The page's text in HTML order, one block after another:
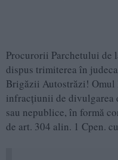
Procurorii Parchetului de
dispus trimiterea în
Brigăzii Autostrăzi! Omul
infracţiunii de divulgarea
sau nepublice, în formă
de art. 304 alin. 1 Cpen.